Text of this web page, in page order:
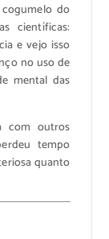
do
científicas:
e vejo isso
no uso de
mental das
com outros
tempo
quanto